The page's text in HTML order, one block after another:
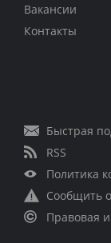
Вакансии
Контакты
Быстрая
RSS
Политика
Сообщить
Правовая